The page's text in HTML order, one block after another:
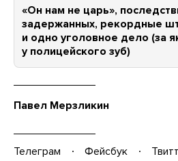
«Он нам не царь»,
задержанных, рекордные
и одно уголовное дело (за
у полицейского зуб)
Павел Мерзликин
Телеграм Фейсбук